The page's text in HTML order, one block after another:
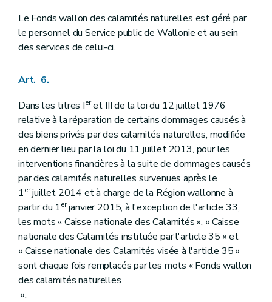
Art. 100
Section 3 Modifications apportées au décret du 5 décembre 2008 relatif à la gestion des sols
Art. 101
Art. 102
Art. 106
Art. 107
Art. 108
Art. 109
Art. 110
Art. 111
Art. 112
Art. 113
Art. 114
Art. 115
Art. 116
Chapitre VI Mesures apportées en matière d'aménagement du territoire
Art. 117
Art. 117/1
Chapitre VII Mesures en matière en matière de bien-être animal
Art. 118
Le Fonds wallon des calamités naturelles est géré par
le personnel du Service public de Wallonie et au sein
des services de celui-ci.
Art. 6.
Dans les titres Ieret III de la loi du 12 juillet 1976
relative à la réparation de certains dommages causés à
des biens privés par des calamités naturelles, modifiée
en dernier lieu par la loi du 11 juillet 2013, pour les
interventions financières à la suite de dommages causés
par des calamités naturelles survenues après le
1erjuillet 2014 et à charge de la Région wallonne à
partir du 1erjanvier 2015, à l'exception de l'article 33,
les mots « Caisse nationale des Calamités », « Caisse
nationale des Calamités instituée par l'article 35 » et
« Caisse nationale des Calamités visée à l'article 35 »
sont chaque fois remplacés par les mots « Fonds wallon
des calamités naturelles
».